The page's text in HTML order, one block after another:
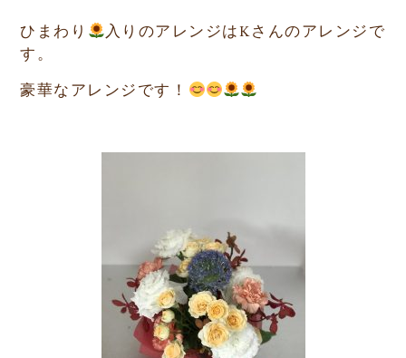
ひまわり
入りのアレンジはKさんのアレンジで
す。
豪華なアレンジです！